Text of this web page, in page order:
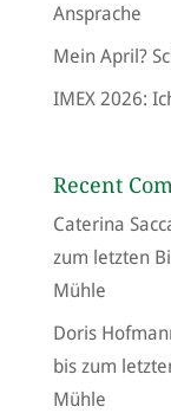
Ansprache
Mein April?
IMEX 2026:
Recent
Caterina
zum letzten
Mühle
Doris
bis zum
Mühle